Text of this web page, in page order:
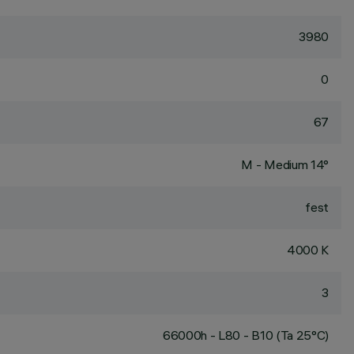
3980
0
67
M - Medium 14°
fest
4000 K
3
66000h - L80 - B10 (Ta 25°C)